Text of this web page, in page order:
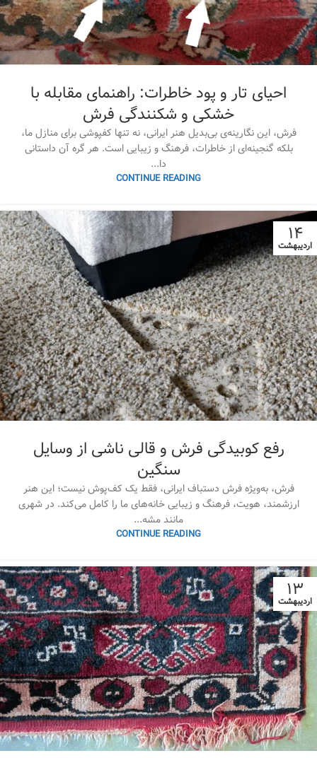
احیای تار و پود خاطرات: راهنمای مقابله با
خشکی و شکنندگی فرش
فرش، این نگارینه‌ی بی‌بدیل هنر ایرانی، نه تنها کفپوشی برای منازل ما،
بلکه گنجینه‌ای از خاطرات، فرهنگ و زیبایی است. هر گره آن داستانی
دا...
CONTINUE READING
۱۴
اردیبهشت
رفع کوبیدگی فرش و قالی ناشی از وسایل
سنگین
فرش، به‌ویژه فرش دستباف ایرانی، فقط یک کف‌پوش نیست؛ این هنر
ارزشمند، هویت، فرهنگ و زیبایی خانه‌های ما را کامل می‌کند. در شهری
مانند مشه...
CONTINUE READING
۱۳
اردیبهشت